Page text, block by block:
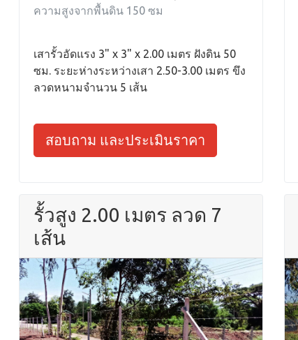
ความสูงจากพื้นดิน 150 ซม
เสารั้วอัดแรง 3" x 3" x 2.00 เมตร ฝังดิน 50
ซม. ระยะห่างระหว่างเสา 2.50-3.00 เมตร ขึง
ลวดหนามจำนวน 5 เส้น
สอบถาม และประเมินราคา
รั้วสูง 2.00 เมตร ลวด 7
เส้น